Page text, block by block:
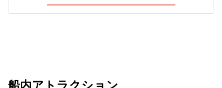
船内アトラクション